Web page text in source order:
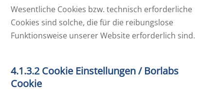
Wesentliche Cookies bzw. technisch erforderliche
Cookies sind solche, die für die reibungslose
Funktionsweise unserer Website erforderlich sind.
4.1.3.2 Cookie Einstellungen / Borlabs
Cookie